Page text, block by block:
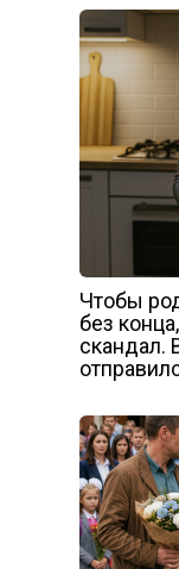
Чтобы
без
скандал.